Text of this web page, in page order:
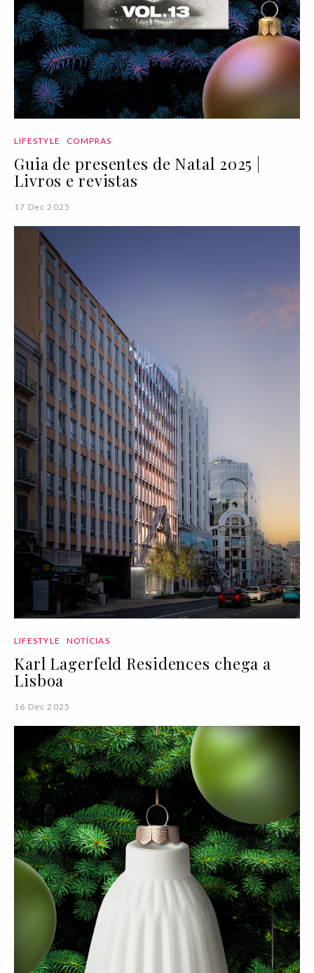
LIFESTYLE COMPRAS
Guia de presentes de Natal 2025 |
Livros e revistas
17 Dec 2025
LIFESTYLE NOTÍCIAS
Karl Lagerfeld Residences chega a
Lisboa
16 Dec 2025